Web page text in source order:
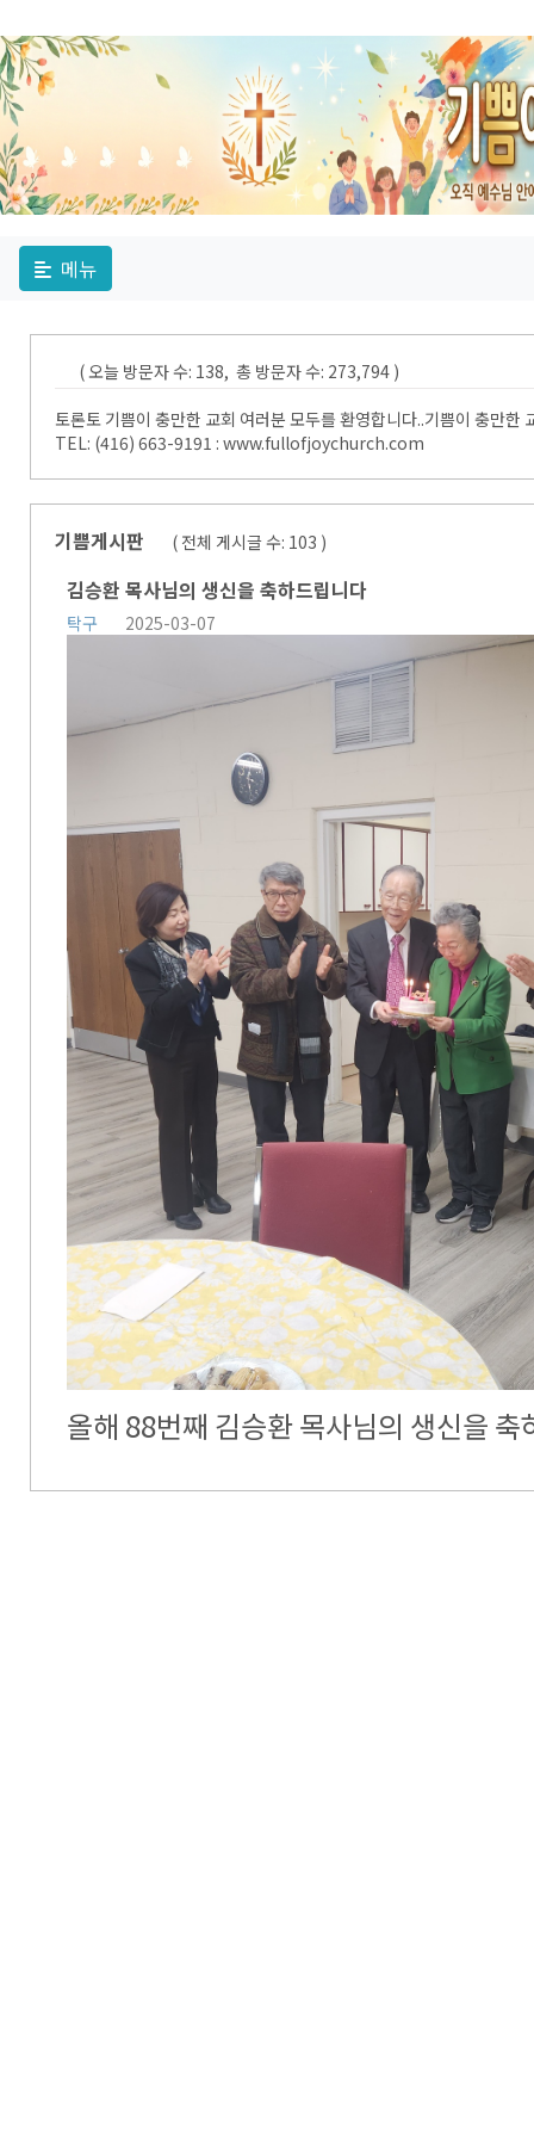
메뉴
( 오늘 방문자 수: 138, 총 방문자 수: 273,794 )
토론토 기쁨이 충만한 교회 여러분 모두를 환영합니다..기쁨이 충만
TEL: (416) 663-9191 : www.fullofjoychurch.com
기쁨게시판 ( 전체 게시글 수: 103 )
김승환 목사님의 생신을 축하드립니다
탁구 2025-03-07
올해 88번째 김승환 목사님의 생신을 축